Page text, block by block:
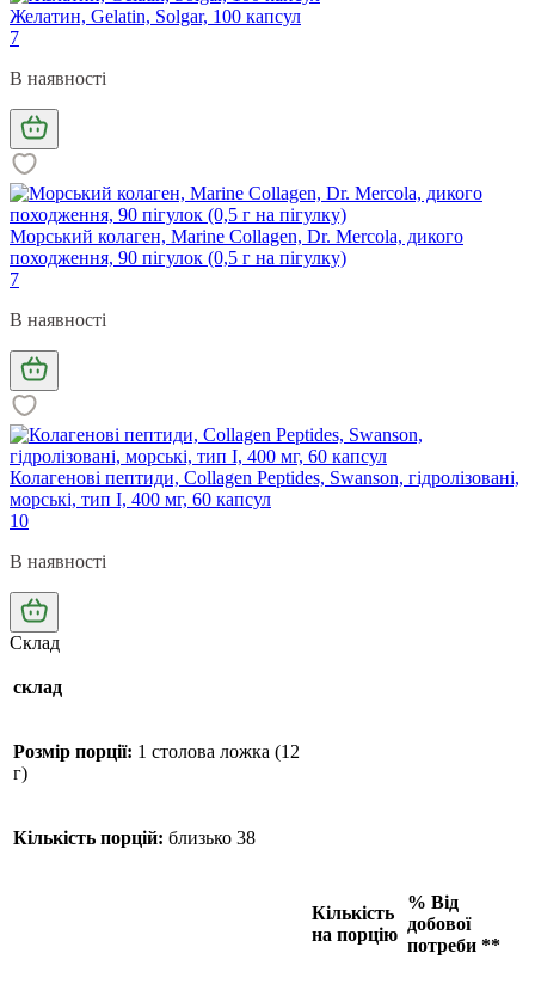
Желатин, Gelatin, Solgar, 100 капсул
7
В наявності
Морський колаген, Marine Collagen, Dr. Mercola, дикого
походження, 90 пігулок (0,5 г на пігулку)
7
В наявності
Колагенові пептиди, Collagen Peptides, Swanson, гідролізовані,
морські, тип I, 400 мг, 60 капсул
10
В наявності
Склад
склад
Розмір порції: 1 столова ложка (12
г)
Кількість порцій: близько 38
Кількість
на порцію
% Від
добової
потреби **